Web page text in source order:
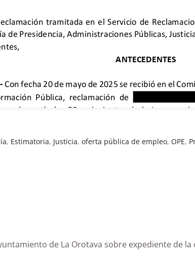
, Estimatoria, Justicia,oferta pública de empleo,OPE,
de La Orotava sobre